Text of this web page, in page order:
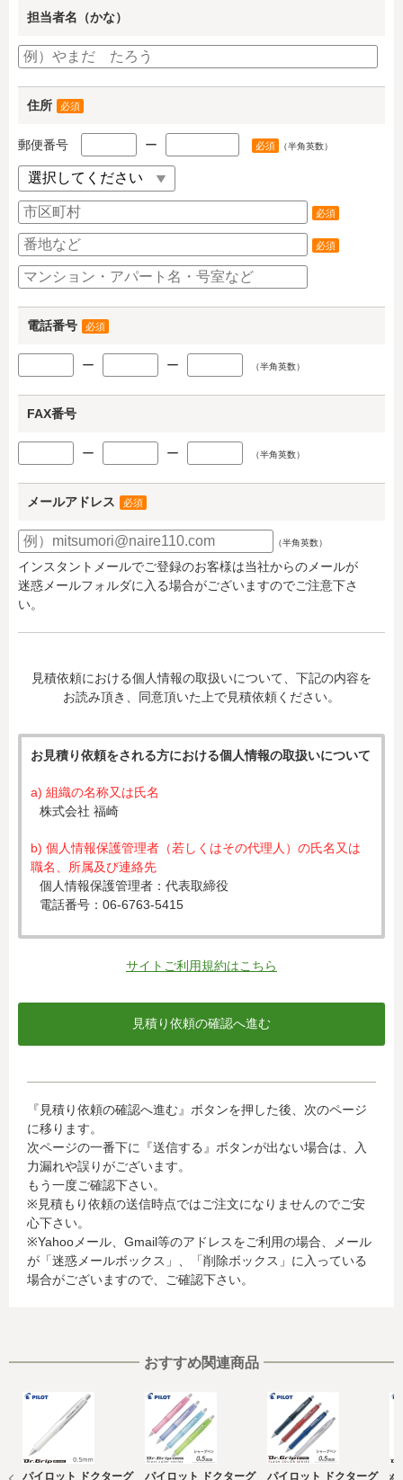
担当者名（かな）
住所 必須
郵便番号 ー 必須 （半角英数）
必須
必須
電話番号 必須
ー ー （半角英数）
FAX番号
ー ー （半角英数）
メールアドレス 必須
（半角英数）
インスタントメールでご登録のお客様は当社からのメールが
迷惑メールフォルダに入る場合がございますのでご注意下さ
い。
見積依頼における個人情報の取扱いについて、下記の内容を
お読み頂き、同意頂いた上で見積依頼ください。
お見積り依頼をされる方における個人情報の取扱いについて
a) 組織の名称又は氏名
株式会社 福崎
b) 個人情報保護管理者（若しくはその代理人）の氏名又は
職名、所属及び連絡先
個人情報保護管理者：代表取締役
電話番号：06-6763-5415
c) 個人情報の利用目的
入力された個人情報は、お見積り依頼への対応のために利
d) 個人情報の第三者提供について
当社がお客様から収集した以下の個人情報等は、カード発
行会社が行う不正利用検知・防止のために、お客様が利用
されているカード発行会社へ提供させていただきます。(氏
名、電話番号、email アドレス、インターネット利用環境
に関する情報等)
お客様が利用されているカード発行会社が外国にある場
合、これらの情報は当該発行会社が所属する国に移転され
る場合があります。当社では、お客様から収集した情報か
らは、ご利用のカード発行会社及び当該会社が所在する国
を特定することができないため、以下の個人情報保護措置
・発行会社の個人情報保護の措置
なお、個人情報保護委員会のホームページ
(https://www.ppc.go.jp/)では、各国における個人情報保護
制度に関する情報について掲載されています。
お客様が未成年の場合、親権者または後見人の承諾を得た
上で、本サービスを利用するものとします。
サイトご利用規約はこちら
『見積り依頼の確認へ進む』ボタンを押した後、次のページ
に移ります。
次ページの一番下に『送信する』ボタンが出ない場合は、入
力漏れや誤りがございます。
もう一度ご確認下さい。
※見積もり依頼の送信時点ではご注文になりませんのでご安
心下さい。
※Yahooメール、Gmail等のアドレスをご利用の場合、メール
が「迷惑メールボックス」、「削除ボックス」に入っている
場合がございますので、ご確認下さい。
おすすめ関連商品
パイロット ドクターグ パイロット ドクターグ パイロット ドクターグ パ